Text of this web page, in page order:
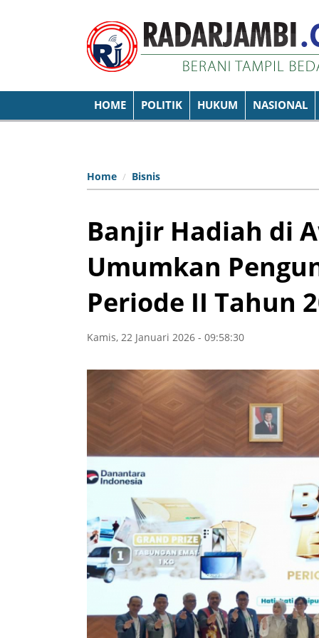
HOME POLITIK HUKUM NASIONAL
Home Bisnis
Banjir Hadiah di
Umumkan
Periode II Tahun
Kamis, 22 Januari 2026 - 09:58:30